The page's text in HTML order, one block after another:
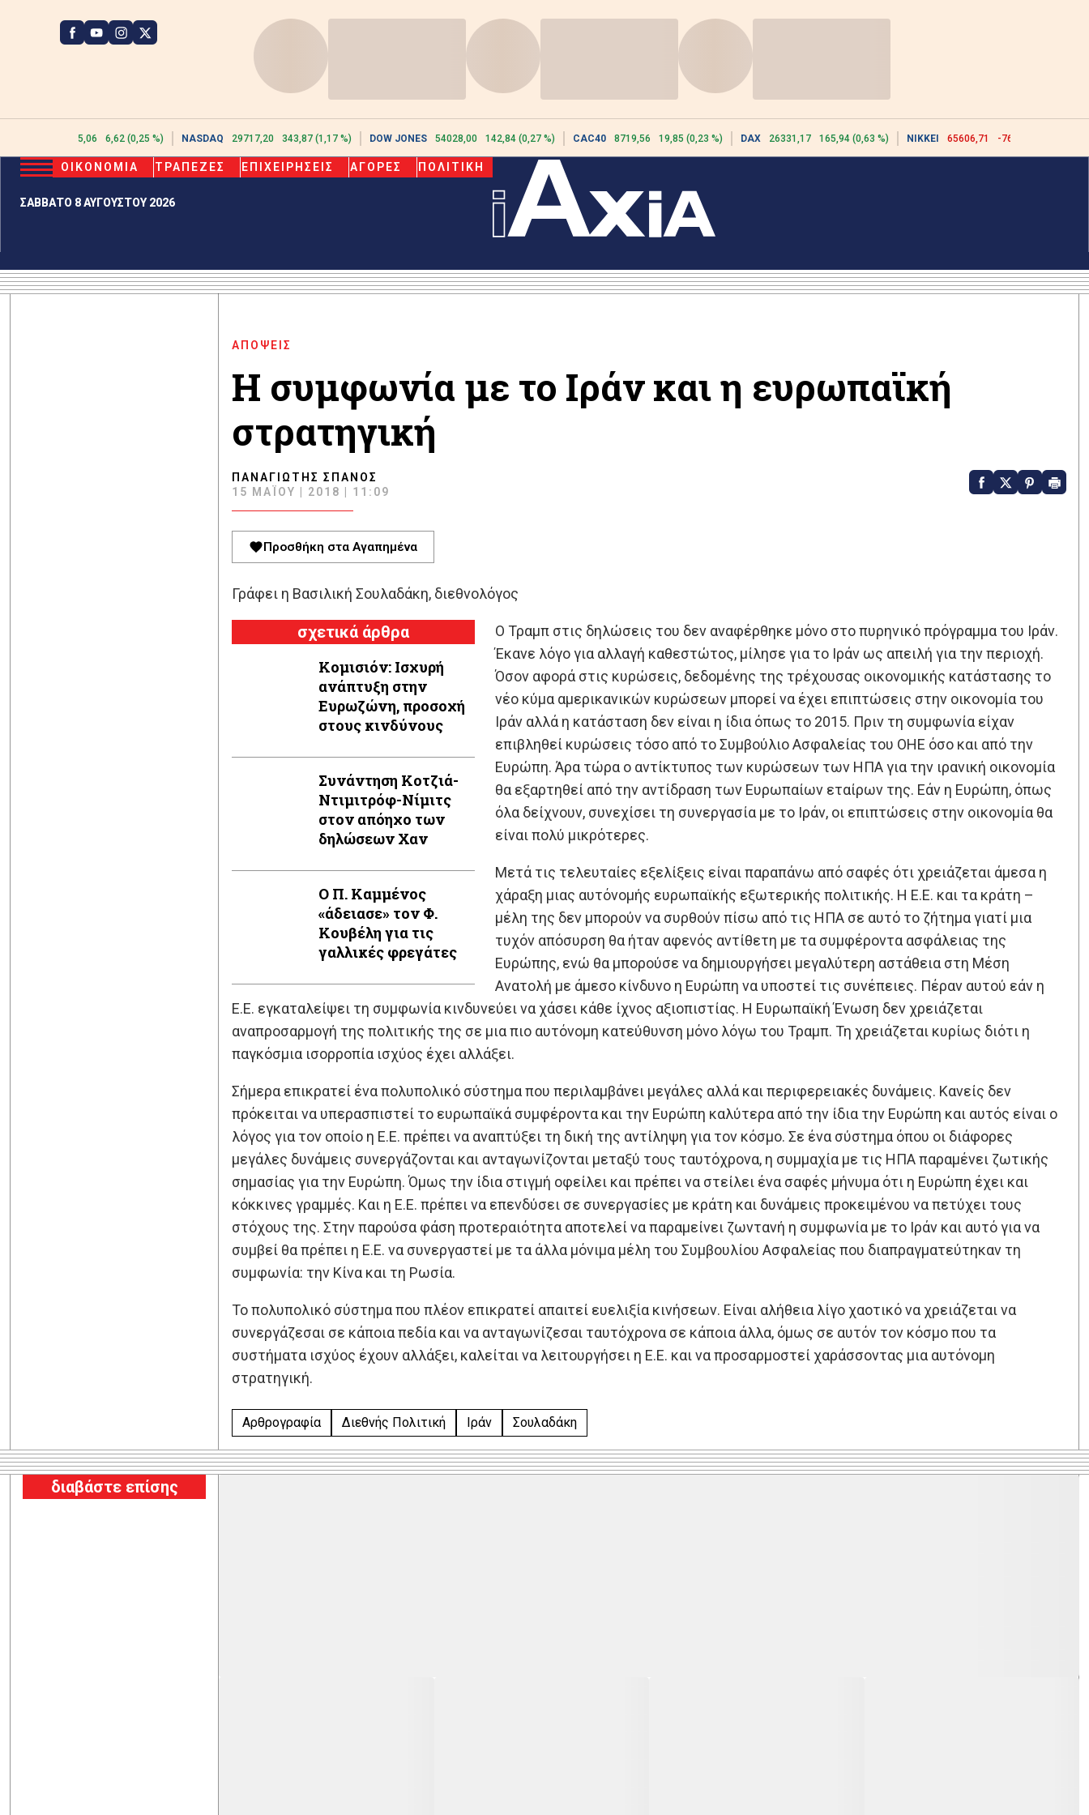
2615,06 6,62 (0,25 %) NASDAQ 29717,20 343,87 (1,17 %) DOW JONES 54028,00 142,84 (0,27 %) CAC40 8719,56 19,85 (0,23 %) DAX 26331,17 165,94 (0,63 %) NIKKEI 65606,71 -76,55 (-0,12 %)
ΣΑΒΒΑΤΟ 8 ΑΥΓΟΥΣΤΟΥ 2026
ΟΙΚΟΝΟΜΙΑ ΤΡΑΠΕΖΕΣ ΕΠΙΧΕΙΡΗΣΕΙΣ ΑΓΟΡΕΣ ΠΟΛΙΤΙΚΗ
ΑΠΟΨΕΙΣ
H συμφωνία με το Ιράν και η ευρωπαϊκή
στρατηγική
ΠΑΝΑΓΙΏΤΗΣ ΣΠΑΝΌΣ
15 ΜΑΪ́ΟΥ | 2018 | 11:09
Προσθήκη στα Αγαπημένα
Γράφει η Βασιλική Σουλαδάκη, διεθνολόγος
σχετικά άρθρα
Κομισιόν: Ισχυρή
ανάπτυξη στην
Ευρωζώνη, προσοχή
στους κινδύνους
Συνάντηση Κοτζιά-
Ντιμιτρόφ-Νίμιτς
στον απόηχο των
δηλώσεων Χαν
Ο Π. Καμμένος
«άδειασε» τον Φ.
Κουβέλη για τις
γαλλικές φρεγάτες
Ο Τραμπ στις δηλώσεις του δεν αναφέρθηκε μόνο στο πυρηνικό πρόγραμμα του Ιράν.
Έκανε λόγο για αλλαγή καθεστώτος, μίλησε για το Ιράν ως απειλή για την περιοχή.
Όσον αφορά στις κυρώσεις, δεδομένης της τρέχουσας οικονομικής κατάστασης το
νέο κύμα αμερικανικών κυρώσεων μπορεί να έχει επιπτώσεις στην οικονομία του
Ιράν αλλά η κατάσταση δεν είναι η ίδια όπως το 2015. Πριν τη συμφωνία είχαν
επιβληθεί κυρώσεις τόσο από το Συμβούλιο Ασφαλείας του ΟΗΕ όσο και από την
Ευρώπη. Άρα τώρα ο αντίκτυπος των κυρώσεων των ΗΠΑ για την ιρανική οικονομία
θα εξαρτηθεί από την αντίδραση των Ευρωπαίων εταίρων της. Εάν η Ευρώπη, όπως
όλα δείχνουν, συνεχίσει τη συνεργασία με το Ιράν, οι επιπτώσεις στην οικονομία θα
είναι πολύ μικρότερες.
Μετά τις τελευταίες εξελίξεις είναι παραπάνω από σαφές ότι χρειάζεται άμεσα η
χάραξη μιας αυτόνομής ευρωπαϊκής εξωτερικής πολιτικής. Η Ε.Ε. και τα κράτη –
μέλη της δεν μπορούν να συρθούν πίσω από τις ΗΠΑ σε αυτό το ζήτημα γιατί μια
τυχόν απόσυρση θα ήταν αφενός αντίθετη με τα συμφέροντα ασφάλειας της
Ευρώπης, ενώ θα μπορούσε να δημιουργήσει μεγαλύτερη αστάθεια στη Μέση
Ανατολή με άμεσο κίνδυνο η Ευρώπη να υποστεί τις συνέπειες. Πέραν αυτού εάν η
Ε.Ε. εγκαταλείψει τη συμφωνία κινδυνεύει να χάσει κάθε ίχνος αξιοπιστίας. Η Ευρωπαϊκή Ένωση δεν χρειάζεται
αναπροσαρμογή της πολιτικής της σε μια πιο αυτόνομη κατεύθυνση μόνο λόγω του Τραμπ. Τη χρειάζεται κυρίως διότι η
παγκόσμια ισορροπία ισχύος έχει αλλάξει.
Σήμερα επικρατεί ένα πολυπολικό σύστημα που περιλαμβάνει μεγάλες αλλά και περιφερειακές δυνάμεις. Κανείς δεν
πρόκειται να υπερασπιστεί το ευρωπαϊκά συμφέροντα και την Ευρώπη καλύτερα από την ίδια την Ευρώπη και αυτός είναι ο
λόγος για τον οποίο η Ε.Ε. πρέπει να αναπτύξει τη δική της αντίληψη για τον κόσμο. Σε ένα σύστημα όπου οι διάφορες
μεγάλες δυνάμεις συνεργάζονται και ανταγωνίζονται μεταξύ τους ταυτόχρονα, η συμμαχία με τις ΗΠΑ παραμένει ζωτικής
σημασίας για την Ευρώπη. Όμως την ίδια στιγμή οφείλει και πρέπει να στείλει ένα σαφές μήνυμα ότι η Ευρώπη έχει και
κόκκινες γραμμές. Και η Ε.Ε. πρέπει να επενδύσει σε συνεργασίες με κράτη και δυνάμεις προκειμένου να πετύχει τους
στόχους της. Στην παρούσα φάση προτεραιότητα αποτελεί να παραμείνει ζωντανή η συμφωνία με το Ιράν και αυτό για να
συμβεί θα πρέπει η Ε.Ε. να συνεργαστεί με τα άλλα μόνιμα μέλη του Συμβουλίου Ασφαλείας που διαπραγματεύτηκαν τη
συμφωνία: την Κίνα και τη Ρωσία.
Το πολυπολικό σύστημα που πλέον επικρατεί απαιτεί ευελιξία κινήσεων. Είναι αλήθεια λίγο χαοτικό να χρειάζεται να
συνεργάζεσαι σε κάποια πεδία και να ανταγωνίζεσαι ταυτόχρονα σε κάποια άλλα, όμως σε αυτόν τον κόσμο που τα
συστήματα ισχύος έχουν αλλάξει, καλείται να λειτουργήσει η Ε.Ε. και να προσαρμοστεί χαράσσοντας μια αυτόνομη
στρατηγική.
Αρθρογραφία Διεθνής Πολιτική Ιράν Σουλαδάκη
διαβάστε επίσης